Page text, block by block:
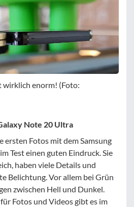
wirklich enorm! (Foto:
Note 20 Ultra
ersten Fotos mit dem Samsung
Test einen guten Eindruck. Sie
haben viele Details und
Belichtung. Vor allem bei Grün
zwischen Hell und Dunkel.
Fotos und Videos gibt es im